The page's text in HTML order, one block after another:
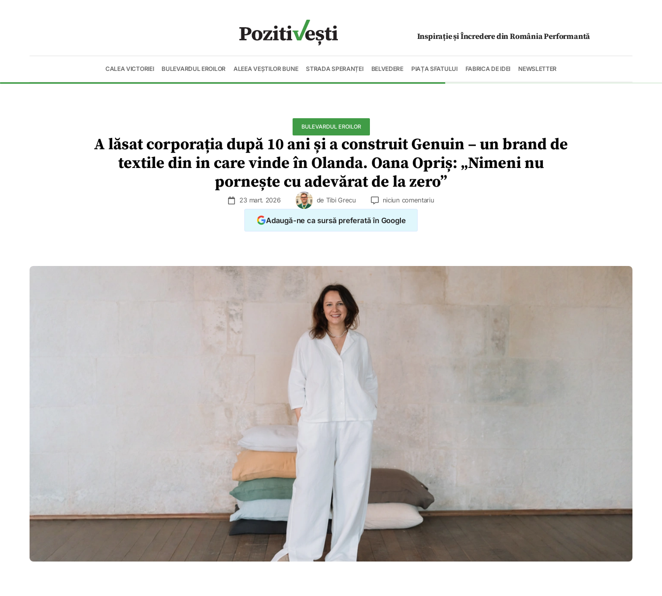
Inspirație și Încredere din România Performantă
CALEA VICTORIEI BULEVARDUL EROILOR ALEEA VEȘTILOR BUNE STRADA SPERANȚEI BELVEDERE PIAȚA SFATULUI FABRICA DE IDEI NEWSLETTER
BULEVARDUL EROILOR
A lăsat corporația după 10 ani și a construit Genuin – un brand de
textile din in care vinde în Olanda. Oana Opriș: „Nimeni nu
pornește cu adevărat de la zero”
23 mart. 2026 de Tibi Grecu niciun comentariu
Adaugă-ne ca sursă preferată în Google